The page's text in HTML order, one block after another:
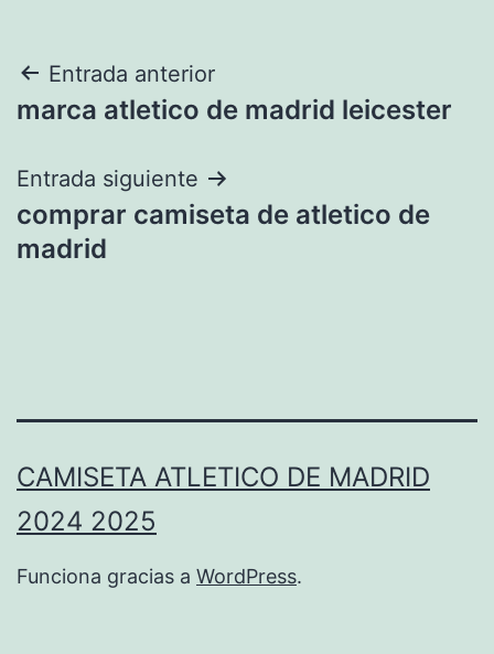
Navegación
de
entradas
Entrada anterior
marca atletico de madrid leicester
Entrada siguiente
comprar camiseta de atletico de
madrid
CAMISETA ATLETICO DE MADRID
2024 2025
Funciona gracias a WordPress.